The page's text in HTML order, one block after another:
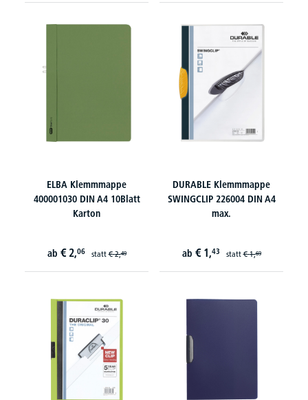
ELBA Klemmmappe
400001030 DIN A4 10Blatt
Karton
ab € 2,06 statt€ 2,49
DURABLE Klemmmappe
SWINGCLIP 226004 DIN A4
max.
ab € 1,43 statt€ 1,69